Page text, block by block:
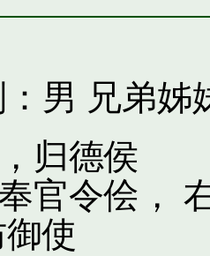
男 兄弟姊
归德侯
官令侩，
使